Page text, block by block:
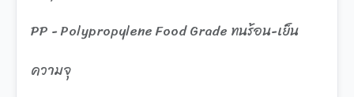
PP - Polypropylene Food Grade ทนร้อน-เย็น
ความจุ